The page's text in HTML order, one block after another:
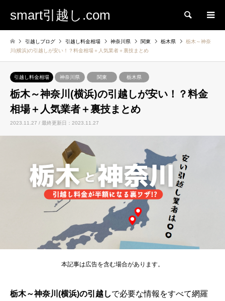
smart引越し.com 検索
引越しブログ 引越し料金相場 神奈川県 関東 栃木県
栃木～神奈
川(横浜)の引越しが安い！？料金相場＋人気業者＋裏技まとめ
引越し料金相場 神奈川県 関東 栃木県
栃木～神奈川(横浜)の引越しが安い！？料金
相場＋人気業者＋裏技まとめ
2023.11.27 / 最終更新日：2023.11.27
本記事は広告を含む場合があります。
栃木～神奈川(横浜)の引越しで必要な情報をすべて網羅